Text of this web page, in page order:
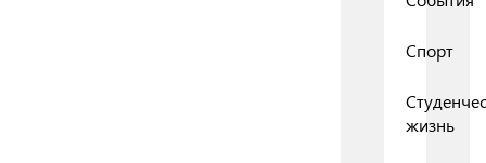
Спорт
жизнь